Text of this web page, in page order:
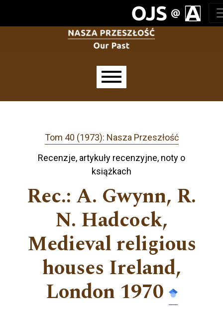
Tom 40 (1973): Nasza Przeszłość
Recenzje, artykuły recenzyjne, noty o
książkach
Rec.: A. Gwynn, R.
N. Hadcock,
Medieval religious
houses Ireland,
London 1970